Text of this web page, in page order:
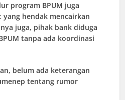
program BPUM juga
hendak mencairkan
juga, pihak bank diduga
tanpa ada koordinasi
belum ada keterangan
tentang rumor